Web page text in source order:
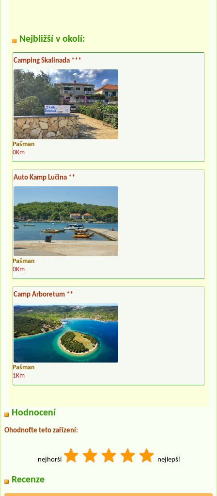
Nejbližší v okolí:
Camping Skalinada ***
Pašman
0Km
Auto Kamp Lučina **
Pašman
0Km
Camp Arboretum **
Pašman
1Km
Hodnocení
Ohodnoťte teto zařízení:
nejhorší nejlepší
Recenze